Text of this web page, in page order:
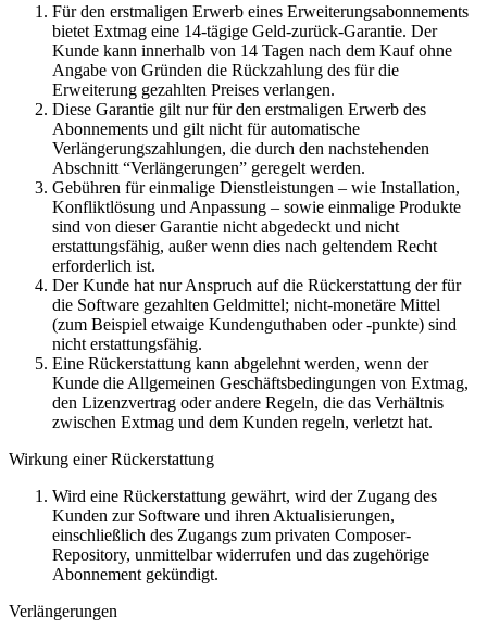
Für den erstmaligen Erwerb eines Erweiterungsabonnements
bietet Extmag eine 14-tägige Geld-zurück-Garantie. Der
Kunde kann innerhalb von 14 Tagen nach dem Kauf ohne
Angabe von Gründen die Rückzahlung des für die
Erweiterung gezahlten Preises verlangen.
Diese Garantie gilt nur für den erstmaligen Erwerb des
Abonnements und gilt nicht für automatische
Verlängerungszahlungen, die durch den nachstehenden
Abschnitt “Verlängerungen” geregelt werden.
Gebühren für einmalige Dienstleistungen – wie Installation,
Konfliktlösung und Anpassung – sowie einmalige Produkte
sind von dieser Garantie nicht abgedeckt und nicht
erstattungsfähig, außer wenn dies nach geltendem Recht
erforderlich ist.
Der Kunde hat nur Anspruch auf die Rückerstattung der für
die Software gezahlten Geldmittel; nicht-monetäre Mittel
(zum Beispiel etwaige Kundenguthaben oder -punkte) sind
nicht erstattungsfähig.
Eine Rückerstattung kann abgelehnt werden, wenn der
Kunde die Allgemeinen Geschäftsbedingungen von Extmag,
den Lizenzvertrag oder andere Regeln, die das Verhältnis
zwischen Extmag und dem Kunden regeln, verletzt hat.
Wirkung einer Rückerstattung
Wird eine Rückerstattung gewährt, wird der Zugang des
Kunden zur Software und ihren Aktualisierungen,
einschließlich des Zugangs zum privaten Composer-
Repository, unmittelbar widerrufen und das zugehörige
Abonnement gekündigt.
Verlängerungen